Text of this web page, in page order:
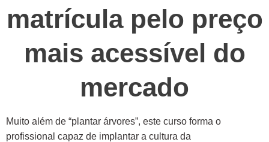
matrícula pelo preço
mais acessível do
mercado
Muito além de “plantar árvores”, este curso forma o
profissional capaz de implantar a cultura da